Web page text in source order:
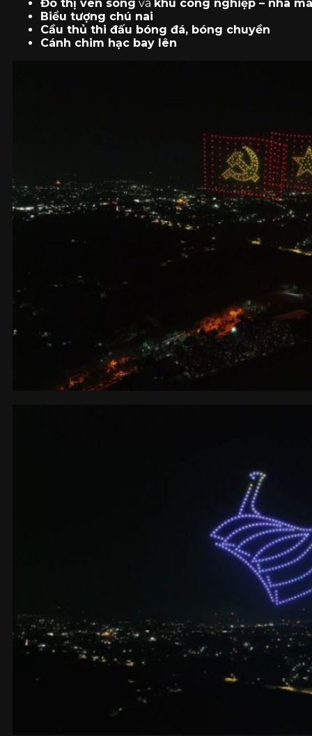
Đô thị ven sông và khu công nghiệp – nhà
Biểu tượng chú nai
Cầu thủ thi đấu bóng đá, bóng chuyền
Cánh chim hạc bay lên